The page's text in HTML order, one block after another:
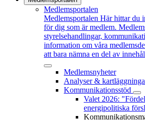
Medlemsportalen
Medlemsportalen Här hittar du
för dig som är medlem.
styrelsehandlingar,
information om våra
att bara nämna en del av
Medlemsnyheter
Analyser &
Kommunikationsstöd
Valet 2026:
energipolitiska